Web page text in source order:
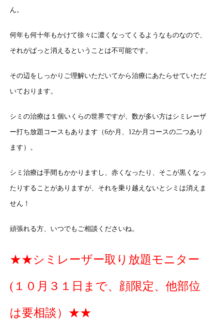
ん。
何年も何十年もかけて徐々に濃くなってくるようなものなので、
それがぱっと消えるということは不可能です。
その辺をしっかりご理解いただいてから治療にあたらせていただ
いております。
シミの治療は１個いくらの世界ですが、数が多い方はシミレーザ
ー打ち放題コースもあります（6か月、12か月コースの二つあり
ます）。
シミ治療は手間もかかりますし、赤くなったり、そこが黒くなっ
たりすることがありますが、それを乗り越えないとシミは消えま
せん！
頑張れる方、いつでもご相談くださいね。
★★シミレーザー取り放題モニター
(１０月３１日まで、顔限定、他部位
は要相談）★★